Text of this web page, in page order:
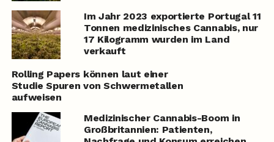
Im Jahr 2023 exportierte Portugal 11
Tonnen medizinisches Cannabis, nur
17 Kilogramm wurden im Land
verkauft
Rolling Papers können laut einer
Studie Spuren von Schwermetallen
aufweisen
Medizinischer Cannabis-Boom in
Großbritannien: Patienten,